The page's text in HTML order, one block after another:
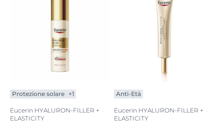
Protezione solare +1
Eucerin HYALURON-FILLER +
ELASTICITY
Anti-Età
Eucerin HYALURON-FILLER +
ELASTICITY